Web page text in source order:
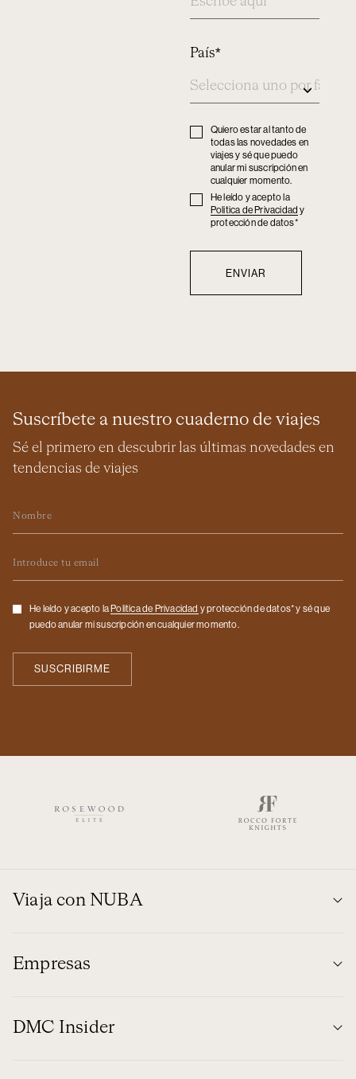
País*
Privacy
policy
Quiero estar al tanto de
todas las novedades en
viajes y sé que puedo
anular mi suscripción en
cualquier momento.
Privacy
policy
He leído y acepto la
Politica de Privacidad y
protección de datos*
Suscríbete a nuestro cuaderno de viajes
Sé el primero en descubrir las últimas novedades en
tendencias de viajes
Checkbox
He leído y acepto la Politica de Privacidad y protección de datos* y sé que
puedo anular mi suscripción en cualquier momento.
Viaja con NUBA
Empresas
DMC Insider